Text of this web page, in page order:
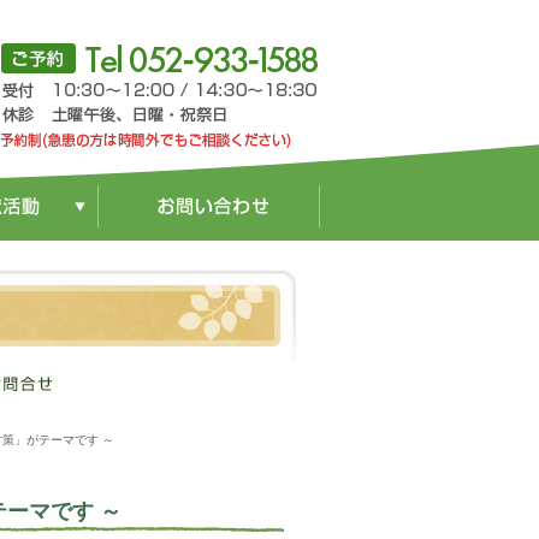
」がテーマです ～
マです ～